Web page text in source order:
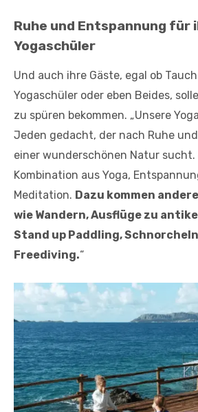
Ruhe und Entspannung für
Yogaschüler
Und auch ihre Gäste, egal ob
Yogaschüler oder eben Beides,
zu spüren bekommen. „Unsere
Jeden gedacht, der nach Ruhe
einer wunderschönen Natur sucht.
Kombination aus Yoga,
Meditation. Dazu kommen
wie Wandern, Ausflüge zu
Stand up Paddling,
Freediving.“